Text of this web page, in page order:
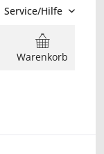
Service/Hilfe
Warenkorb